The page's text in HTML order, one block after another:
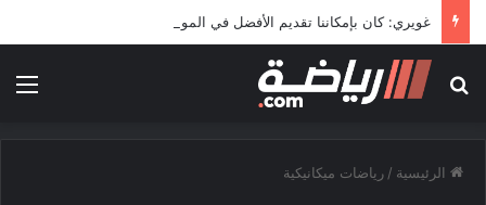
غويري: كان بإمكاننا تقديم الأفضل في المونديال
بحث عن
الرئيسية / رياضات ميكانيكية